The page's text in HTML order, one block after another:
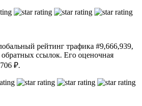
рейтинг трафика #9,666,939,
обратных ссылок. Его оценочная
₽.